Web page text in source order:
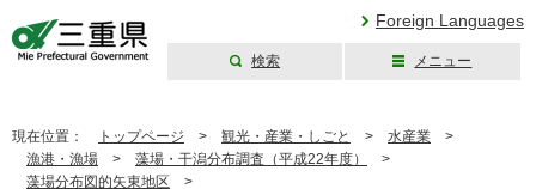
Foreign Languages
検索 メニュー
現在位置： トップページ > 観光・産業・しごと > 水産業 >
漁港・漁場 > 藻場・干潟分布調査（平成22年度）
>
藻場分布図的矢東地区 >